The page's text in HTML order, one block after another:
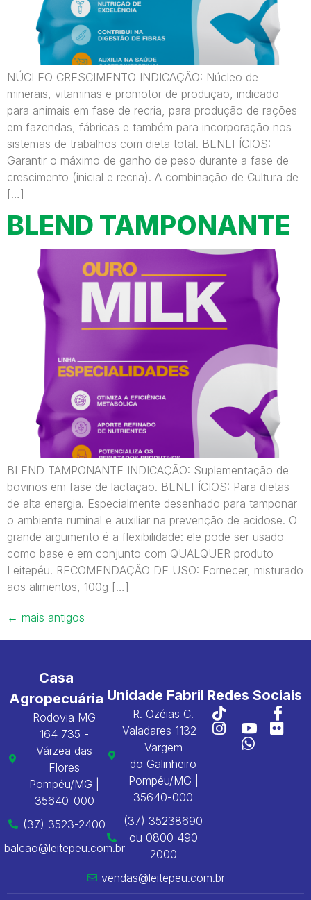
NÚCLEO CRESCIMENTO INDICAÇÃO: Núcleo de
minerais, vitaminas e promotor de produção, indicado
para animais em fase de recria, para produção de rações
em fazendas, fábricas e também para incorporação nos
sistemas de trabalhos com dieta total. BENEFÍCIOS:
Garantir o máximo de ganho de peso durante a fase de
crescimento (inicial e recria). A combinação de Cultura de
[…]
BLEND TAMPONANTE
BLEND TAMPONANTE INDICAÇÃO: Suplementação de
bovinos em fase de lactação. BENEFÍCIOS: Para dietas
de alta energia. Especialmente desenhado para tamponar
o ambiente ruminal e auxiliar na prevenção de acidose. O
grande argumento é a flexibilidade: ele pode ser usado
como base e em conjunto com QUALQUER produto
Leitepéu.​ RECOMENDAÇÃO DE USO: Fornecer, misturado
aos alimentos, 100g […]
← mais antigos
Casa
Agropecuária
Rodovia MG
164 735 -
Várzea das
Flores
Pompéu/MG |
35640-000
(37) 3523-2400
balcao@leitepeu.com.br
Unidade Fabril
R. Ozéias C.
Valadares 1132 -
Vargem
do Galinheiro
Pompéu/MG |
35640-000
(37) 35238690
ou 0800 490
2000
vendas@leitepeu.com.br
Redes Sociais